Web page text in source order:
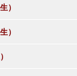
）
）